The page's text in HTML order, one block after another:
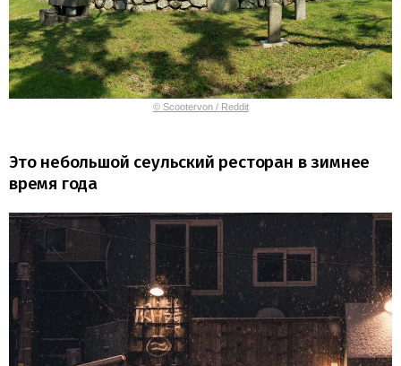
© Scootervon / Reddit
Это небольшой сеульский ресторан в зимнее
время года